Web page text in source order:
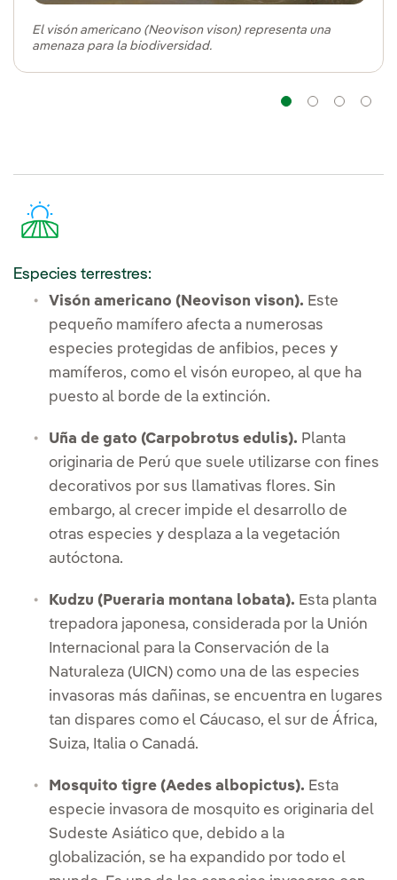
El visón americano (Neovison vison) representa una
amenaza para la biodiversidad.
Especies terrestres:
Visón americano (Neovison vison). Este
pequeño mamífero afecta a numerosas
especies protegidas de anfibios, peces y
mamíferos, como el visón europeo, al que ha
puesto al borde de la extinción.
Uña de gato (Carpobrotus edulis). Planta
originaria de Perú que suele utilizarse con fines
decorativos por sus llamativas flores. Sin
embargo, al crecer impide el desarrollo de
otras especies y desplaza a la vegetación
autóctona.
Kudzu (Pueraria montana lobata). Esta planta
trepadora japonesa, considerada por la Unión
Internacional para la Conservación de la
Naturaleza (UICN) como una de las especies
invasoras más dañinas, se encuentra en lugares
tan dispares como el Cáucaso, el sur de África,
Suiza, Italia o Canadá.
Mosquito tigre (Aedes albopictus). Esta
especie invasora de mosquito es originaria del
Sudeste Asiático que, debido a la
globalización, se ha expandido por todo el